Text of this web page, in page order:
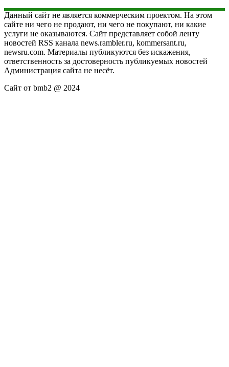
Данный сайт не является коммерческим проектом. На этом
сайте ни чего не продают, ни чего не покупают, ни какие
услуги не оказываются. Сайт представляет собой ленту
новостей RSS канала news.rambler.ru, kommersant.ru,
newsru.com. Материалы публикуются без искажения,
ответственность за достоверность публикуемых новостей
Администрация сайта не несёт.
Сайт от bmb2 @ 2024